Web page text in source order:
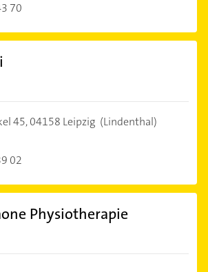
70
45,04158 Leipzig (Lindenthal)
02
Physiotherapie